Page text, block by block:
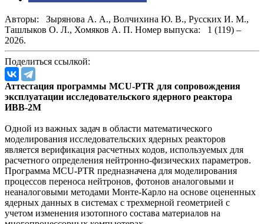
Авторы: Зырянова А. А., Волчихина Ю. В., Русских И. М.,
Ташлыков О. Л., Хомяков А. П. Номер выпуска:
1 (119) –
2026.
Поделиться ссылкой:
Аттестация программы MCU-PTR для сопровождения
эксплуатации исследовательского ядерного реактора
ИВВ-2М
Одной из важных задач в области математического
моделирования исследовательских ядерных реакторов
является верификация расчетных кодов, используемых для
расчетного определения нейтронно-физических параметров.
Программа MCU-PTR предназначена для моделирования
процессов переноса нейтронов, фотонов аналоговыми и
неаналоговыми методами Монте-Карло на основе оцененных
ядерных данных в системах с трехмерной геометрией с
учетом изменения изотопного состава материалов на